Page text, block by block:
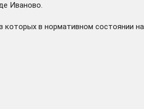
Иваново.
в нормативном состоянии